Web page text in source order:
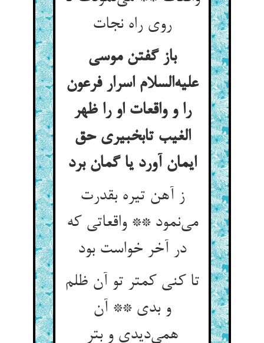
روی راه نجات
باز گفتن موسی
علیه‌السلام اسرار فرعون
را و واقعات او را ظهر
الغیب تابخبیری حق
ایمان آورد یا گمان برد
ز آهن تیره بقدرت
می‌نمود ** واقعاتی که
در آخر خواست بود
تا کنی کمتر تو آن ظلم
و بدی ** آن
همی‌دیدی و بتر